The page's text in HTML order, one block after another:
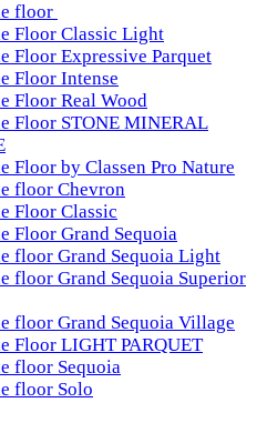
floor
Floor Classic Light
Floor Expressive Parquet
Floor Intense
Floor Real Wood
Floor STONE MINERAL
Floor by Classen Pro Nature
floor Chevron
Floor Classic
Floor Grand Sequoia
floor Grand Sequoia Light
floor Grand Sequoia Superior
floor Grand Sequoia Village
Floor LIGHT PARQUET
floor Sequoia
floor Solo